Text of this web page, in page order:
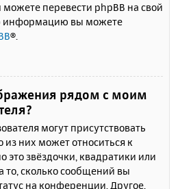
перевести phpBB на свой
информацию вы можете
®.
рядом с моим
могут присутствовать
них может относиться к
звёздочки, квадратики или
сколько сообщений вы
на конференции. Другое,